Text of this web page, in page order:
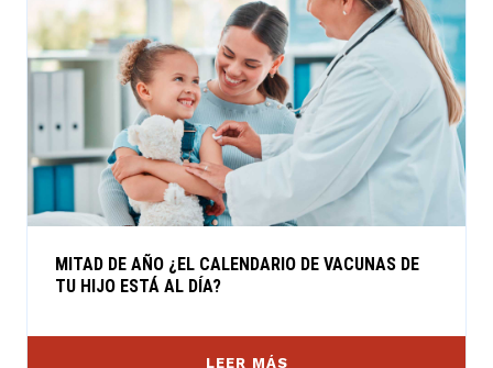
MITAD DE AÑO ¿EL CALENDARIO DE VACUNAS DE
TU HIJO ESTÁ AL DÍA?
LEER MÁS